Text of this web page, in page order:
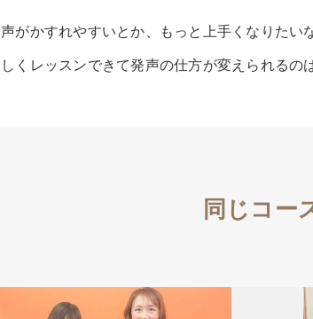
声がかすれやすいとか、もっと上手くなりたい
しくレッスンできて発声の仕方が変えられるの
同じコー